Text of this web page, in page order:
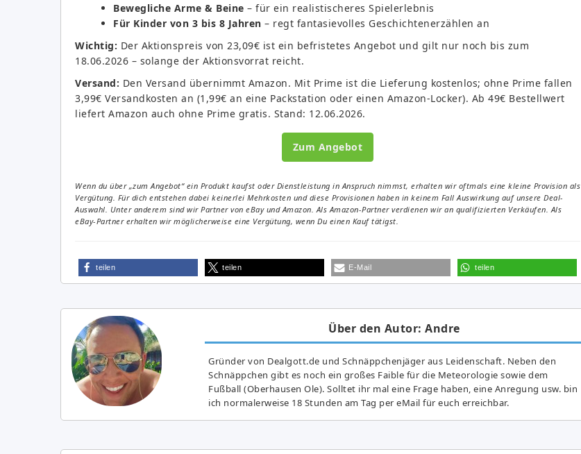
Bewegliche Arme & Beine – für ein realistischeres Spielerlebnis
Für Kinder von 3 bis 8 Jahren – regt fantasievolles Geschichtenerzählen an
Wichtig: Der Aktionspreis von 23,09€ ist ein befristetes Angebot und gilt nur noch bis zum
18.06.2026 – solange der Aktionsvorrat reicht.
Versand: Den Versand übernimmt Amazon. Mit Prime ist die Lieferung kostenlos; ohne Prime fallen
3,99€ Versandkosten an (1,99€ an eine Packstation oder einen Amazon-Locker). Ab 49€ Bestellwert
liefert Amazon auch ohne Prime gratis. Stand: 12.06.2026.
Zum Angebot
Wenn du über „zum Angebot“ ein Produkt kaufst oder Dienstleistung in Anspruch nimmst, erhalten wir oftmals eine kleine Provision als
Vergütung. Für dich entstehen dabei keinerlei Mehrkosten und diese Provisionen haben in keinem Fall Auswirkung auf unsere Deal-
Auswahl. Unter anderem sind wir Partner von eBay und Amazon. Als Amazon-Partner verdienen wir an qualifizierten Verkäufen. Als
eBay-Partner erhalten wir möglicherweise eine Vergütung, wenn Du einen Kauf tätigst.
teilen teilen E-Mail teilen
Über den Autor: Andre
Gründer von Dealgott.de und Schnäppchenjäger aus Leidenschaft. Neben den
Schnäppchen gibt es noch ein großes Fai­ble für die Meteorologie sowie dem
Fußball (Oberhausen Ole). Solltet ihr mal eine Frage haben, eine Anregung usw. bin
ich normalerweise 18 Stunden am Tag per eMail für euch erreichbar.